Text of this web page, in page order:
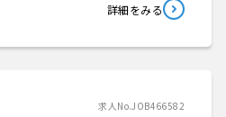
詳細をみる
求人No.JOB466582